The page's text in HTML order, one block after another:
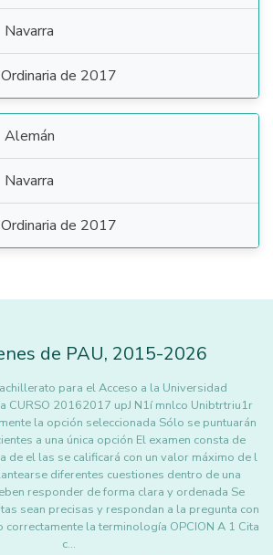
Navarra
Ordinaria de 2017
Alemán
Navarra
Ordinaria de 2017
de PAU, 2015-2026
para el Acceso a la Universidad
CURSO 20162017 upJ N1í mnlco Unibtrtriu1r
la opción seleccionada Sólo se puntuarán
a una única opción El examen consta de
de el las se calificará con un valor máximo de l
diferentes cuestiones dentro de una
responder de forma clara y ordenada Se
sean precisas y respondan a la pregunta con
la terminología OPCION A 1 Cita
c…